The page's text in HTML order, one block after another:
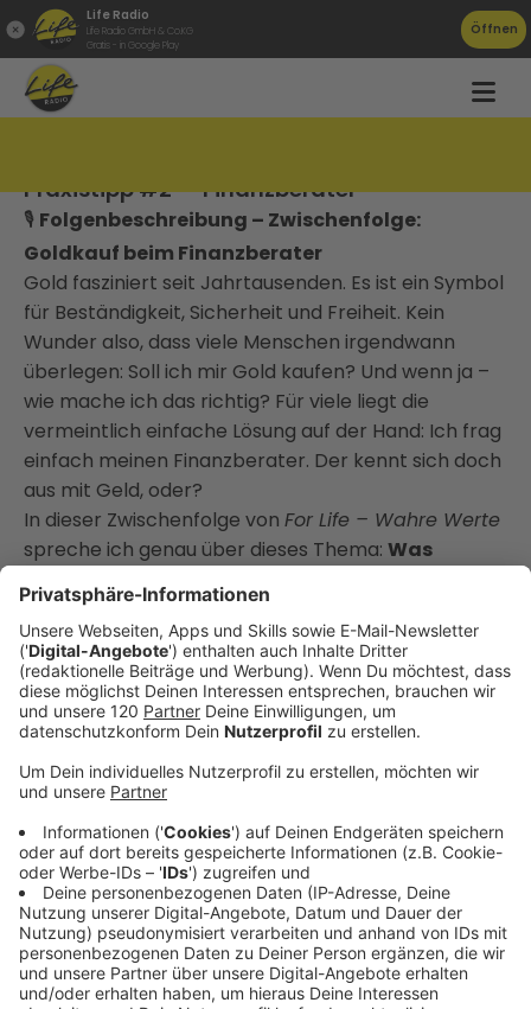
Life Radio
Life Radio GmbH & Co.KG
Gratis - in Google Play
Öffnen
Praxistipp #2" - Finanzberater
🎙️ Folgenbeschreibung – Zwischenfolge:
Goldkauf beim Finanzberater
Gold fasziniert seit Jahrtausenden. Es ist ein Symbol
für Beständigkeit, Sicherheit und Freiheit. Kein
Wunder also, dass viele Menschen irgendwann
überlegen: Soll ich mir Gold kaufen? Und wenn ja –
wie mache ich das richtig? Für viele liegt die
vermeintlich einfache Lösung auf der Hand: Ich frag
einfach meinen Finanzberater. Der kennt sich doch
aus mit Geld, oder?
In dieser Zwischenfolge von For Life – Wahre Werte
spreche ich genau über dieses Thema: Was
Finanzberater kaufst?Ist das wirklich eine gute
Idee – oder eher ein Weg, der dich teuer zu stehen
kommt? Ich nehme dich mit auf einen klaren,
schonungslosen Blick hinter die Kulissen.
Denn: Finanzberater sind in der Regel Generalisten.
Fonds – und manchmal eben auch Gold. Aber: Gold
Fonds, kein Kredit. Gold ist ein echter Wertspeicher,
ein Sachwert, ein Stück Unabhängigkeit. Doch
genau da fängt das Problem an.
Viele Finanzberater haben Gold einfach als ein
weiteres Produkt auf ihrer Liste. Sie arbeiten mit
bestimmten Anbietern zusammen, oft mit Banken